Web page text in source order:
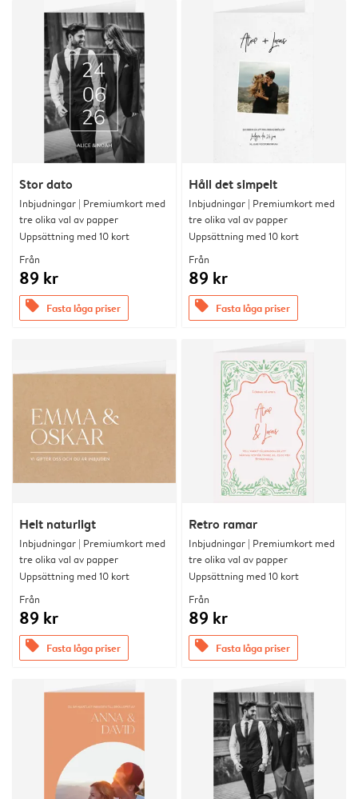
Stor dato
Inbjudningar | Premiumkort med
tre olika val av papper
Uppsättning med 10 kort
Från
89 kr
offers Fasta låga priser
Håll det simpelt
Inbjudningar | Premiumkort med
tre olika val av papper
Uppsättning med 10 kort
Från
89 kr
offers Fasta låga priser
Helt naturligt
Inbjudningar | Premiumkort med
tre olika val av papper
Uppsättning med 10 kort
Från
89 kr
offers Fasta låga priser
Retro ramar
Inbjudningar | Premiumkort med
tre olika val av papper
Uppsättning med 10 kort
Från
89 kr
offers Fasta låga priser